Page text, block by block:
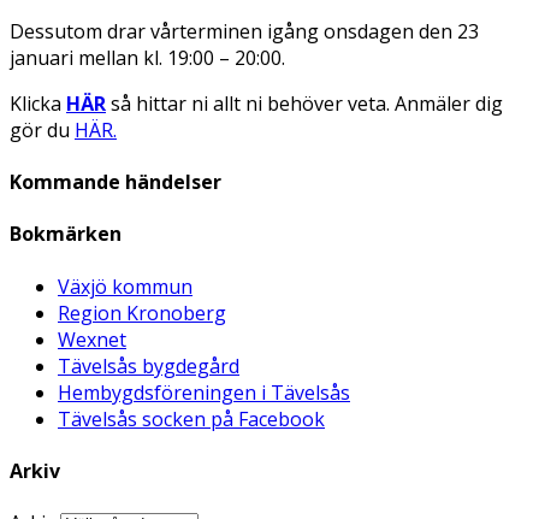
Dessutom drar vårterminen igång onsdagen den 23
januari mellan kl. 19:00 – 20:00.
Klicka HÄRså hittar ni allt ni behöver veta. Anmäler dig
gör du HÄR.
Kommande händelser
Bokmärken
Växjö kommun
Region Kronoberg
Wexnet
Tävelsås bygdegård
Hembygdsföreningen i Tävelsås
Tävelsås socken på Facebook
Arkiv